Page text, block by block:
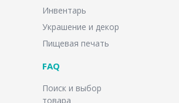
Инвентарь
Украшение и декор
Пищевая печать
FAQ
Поиск и выбор
товара